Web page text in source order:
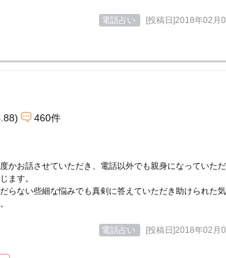
電話占い [投稿日]2018年02月
460件
かお話させていただき、電話以外でも親身になっていた
ます。
だらない些細な悩みでも真剣に答えていただき助けられた
電話占い [投稿日]2018年02月